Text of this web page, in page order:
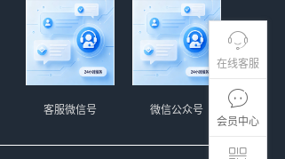
在线客服
会员中心
微信公众号
客服微信号